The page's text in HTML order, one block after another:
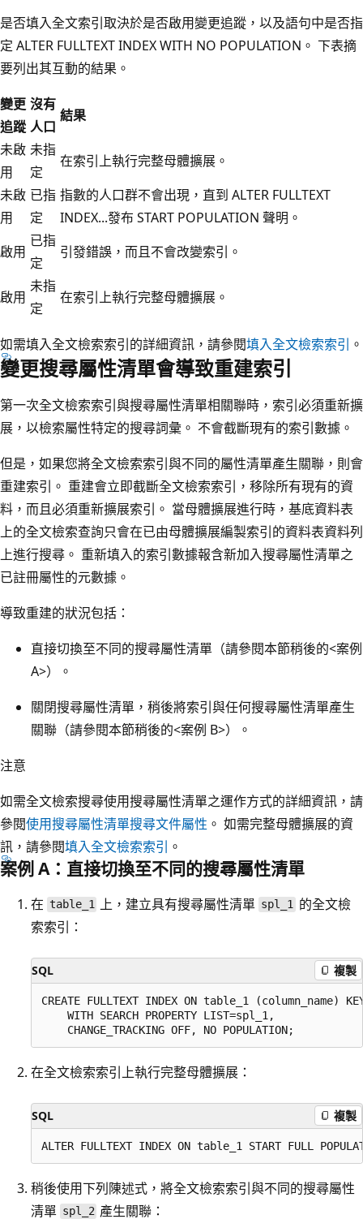
是否填入全文索引取決於是否啟用變更追蹤，以及語句中是否指
定 ALTER FULLTEXT INDEX WITH NO POPULATION。 下表摘
要列出其互動的結果。
變更
追蹤
沒有
人口
結果
未啟
用
未指
定
在索引上執行完整母體擴展。
未啟
用
已指
定
指數的人口群不會出現，直到 ALTER FULLTEXT
INDEX...發布 START POPULATION 聲明。
啟用
已指
定
引發錯誤，而且不會改變索引。
啟用
未指
定
在索引上執行完整母體擴展。
如需填入全文檢索索引的詳細資訊，請參閱填入全文檢索索引 。
變更搜尋屬性清單會導致重建索引
第一次全文檢索索引與搜尋屬性清單相關聯時，索引必須重新擴
展，以檢索屬性特定的搜尋詞彙。 不會截斷現有的索引數據。
但是，如果您將全文檢索索引與不同的屬性清單產生關聯，則會
重建索引。 重建會立即截斷全文檢索索引，移除所有現有的資
料，而且必須重新擴展索引。 當母體擴展進行時，基底資料表
上的全文檢索查詢只會在已由母體擴展編製索引的資料表資料列
上進行搜尋。 重新填入的索引數據報含新加入搜尋屬性清單之
已註冊屬性的元數據。
導致重建的狀況包括：
直接切換至不同的搜尋屬性清單（請參閱本節稍後的<案例
A>）。
關閉搜尋屬性清單，稍後將索引與任何搜尋屬性清單產生
關聯（請參閱本節稍後的<案例 B>）。
注意
如需全文檢索搜尋使用搜尋屬性清單之運作方式的詳細資訊，請
參閱使用搜尋屬性清單搜尋文件屬性 。 如需完整母體擴展的資
訊，請參閱填入全文檢索索引 。
案例 A：直接切換至不同的搜尋屬性清單
在 table_1 上，建立具有搜尋屬性清單 spl_1的全文檢
索索引：
SQL 複製
CREATE FULLTEXT INDEX ON table_1 (column_name)
    WITH SEARCH PROPERTY LIST=spl_1,
在全文檢索索引上執行完整母體擴展：
SQL 複製
稍後使用下列陳述式，將全文檢索索引與不同的搜尋屬性
清單 spl_2 產生關聯：